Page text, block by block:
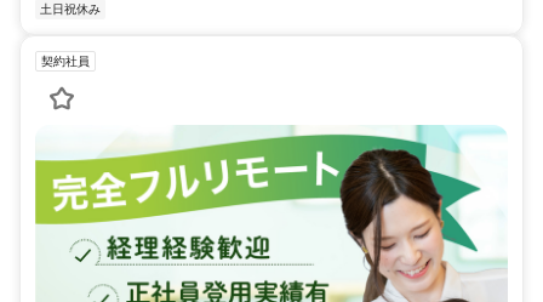
土日祝休み
契約社員